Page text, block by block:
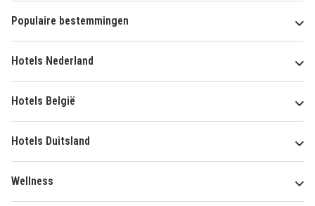
Populaire bestemmingen
Hotels Nederland
Hotels België
Hotels Duitsland
Wellness